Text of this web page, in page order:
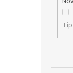
Tip